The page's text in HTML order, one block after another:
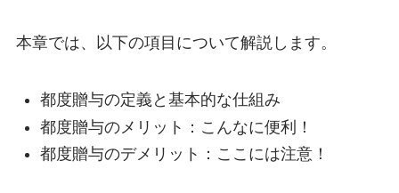
本章では、以下の項目について解説します。
都度贈与の定義と基本的な仕組み
都度贈与のメリット：こんなに便利！
都度贈与のデメリット：ここには注意！